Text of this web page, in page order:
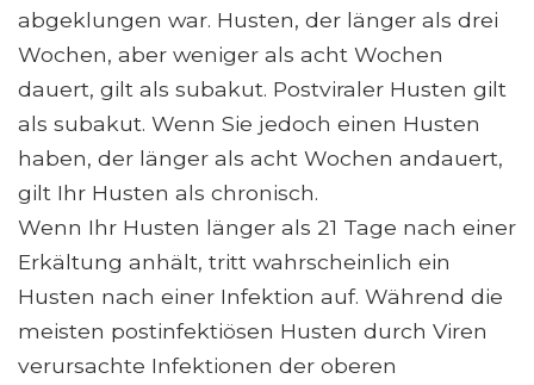
abgeklungen war. Husten, der länger als drei
Wochen, aber weniger als acht Wochen
dauert, gilt als subakut. Postviraler Husten gilt
als subakut. Wenn Sie jedoch einen Husten
haben, der länger als acht Wochen andauert,
gilt Ihr Husten als chronisch.
Wenn Ihr Husten länger als 21 Tage nach einer
Erkältung anhält, tritt wahrscheinlich ein
Husten nach einer Infektion auf. Während die
meisten postinfektiösen Husten durch Viren
verursachte Infektionen der oberen